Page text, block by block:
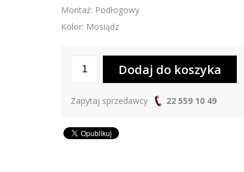
Montaż: Podłogowy
Kolor: Mosiądz
Zapytaj sprzedawcy 22 559 10 49